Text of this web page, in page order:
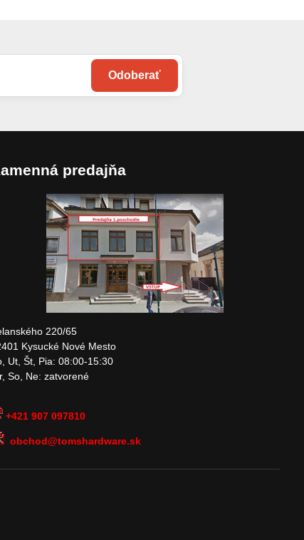
Odoberať
predajňa
220/65
Kysucké Nové Mesto
Ut, Št, Pia: 08:00-15:30
So, Ne: zatvorené
+421 907 097810
obchod@tomshardware.sk